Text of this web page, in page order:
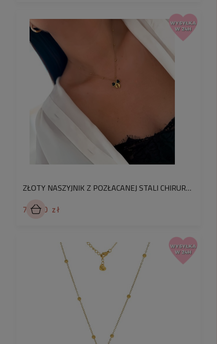
ZŁOTY NASZYJNIK Z POZŁACANEJ STALI CHIRURGICZNEJ Z KOKARDKĄ CZARNE KRYSZTAŁKI
79,90 zł